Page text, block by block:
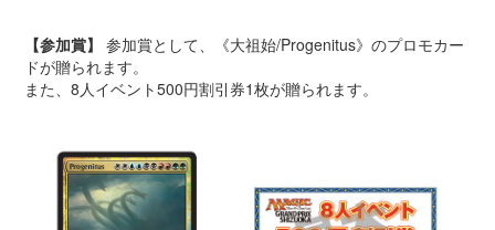
【参加賞】 参加賞として、《大祖始/Progenitus》のプロモカー
ドが贈られます。
また、8人イベント500円割引券1枚が贈られます。